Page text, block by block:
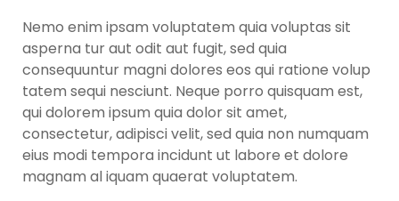
Nemo enim ipsam voluptatem quia voluptas sit
asperna tur aut odit aut fugit, sed quia
consequuntur magni dolores eos qui ratione volup
tatem sequi nesciunt. Neque porro quisquam est,
qui dolorem ipsum quia dolor sit amet,
consectetur, adipisci velit, sed quia non numquam
eius modi tempora incidunt ut labore et dolore
magnam al iquam quaerat voluptatem.